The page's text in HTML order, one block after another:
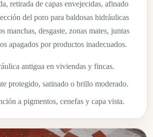
retirada de capas envejecidas, afinado
del poro para baldosas hidráulicas
manchas, desgaste, zonas mates, juntas
apagados por productos inadecuados.
antigua en viviendas y fincas.
protegido, satinado o brillo moderado.
a pigmentos, cenefas y capa vista.